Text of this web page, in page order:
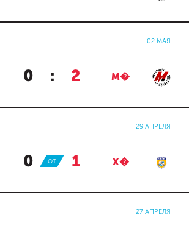
02 МАЯ
0 : 2 М�
29 АПРЕЛЯ
0 : 1 Х�
ОТ
27 АПРЕЛЯ